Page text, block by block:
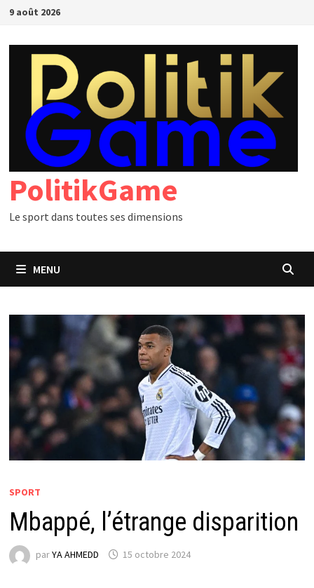
Passer
contenu
9 août 2026
PolitikGame
Le sport dans toutes ses dimensions
MENU
SPORT
Mbappé, l’étrange disparition
parYA AHMEDD 15 octobre 2024